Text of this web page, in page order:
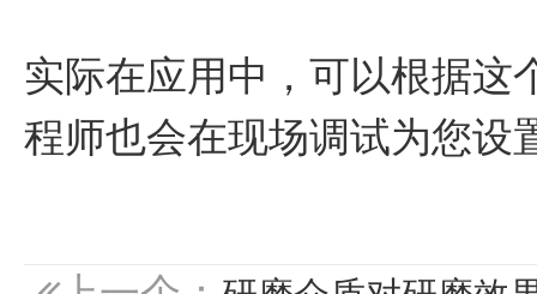
实际在应用中，可以根据这
程师也会在现场调试为您设